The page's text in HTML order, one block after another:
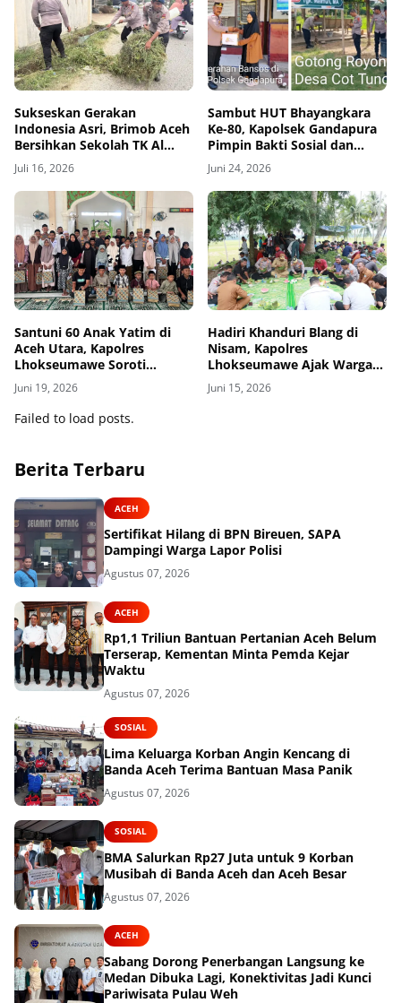
Sukseskan Gerakan
Indonesia Asri, Brimob Aceh
Bersihkan Sekolah TK Al
Jabal Nur
Juli 16, 2026
Sambut HUT Bhayangkara
Ke-80, Kapolsek Gandapura
Pimpin Bakti Sosial dan
Salurkan Bantuan untuk
Masyarakat
Juni 24, 2026
Santuni 60 Anak Yatim di
Aceh Utara, Kapolres
Lhokseumawe Soroti
Dukungan Pendidikan
Juni 19, 2026
Hadiri Khanduri Blang di
Nisam, Kapolres
Lhokseumawe Ajak Warga
Jaga Kamtibmas dan
Ketahanan Pangan
Juni 15, 2026
Failed to load posts.
Berita Terbaru
ACEH
Sertifikat Hilang di BPN Bireuen, SAPA
Dampingi Warga Lapor Polisi
Agustus 07, 2026
ACEH
Rp1,1 Triliun Bantuan Pertanian Aceh Belum
Terserap, Kementan Minta Pemda Kejar
Waktu
Agustus 07, 2026
SOSIAL
Lima Keluarga Korban Angin Kencang di
Banda Aceh Terima Bantuan Masa Panik
Agustus 07, 2026
SOSIAL
BMA Salurkan Rp27 Juta untuk 9 Korban
Musibah di Banda Aceh dan Aceh Besar
Agustus 07, 2026
ACEH
Sabang Dorong Penerbangan Langsung ke
Medan Dibuka Lagi, Konektivitas Jadi Kunci
Pariwisata Pulau Weh